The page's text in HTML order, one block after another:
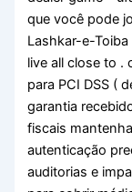
que você pode
Lashkar-e-
live all close to .
para PCI DSS (
garantia
fiscais
autenticação
auditorias e